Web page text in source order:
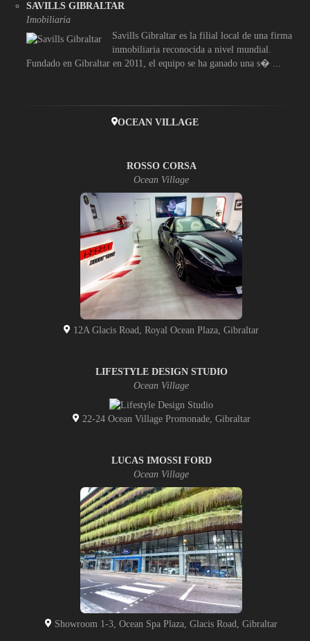
SAVILLS GIBRALTAR
Imobiliaria
Savills Gibraltar es la filial local de una firma
inmobiliaria reconocida a nivel mundial.
Fundado en Gibraltar en 2011, el equipo se ha ganado una s� ...
OCEAN VILLAGE
ROSSO CORSA
Ocean Village
12A Glacis Road, Royal Ocean Plaza, Gibraltar
LIFESTYLE DESIGN STUDIO
Ocean Village
22-24 Ocean Village Promonade, Gibraltar
LUCAS IMOSSI FORD
Ocean Village
Showroom 1-3, Ocean Spa Plaza, Glacis Road, Gibraltar